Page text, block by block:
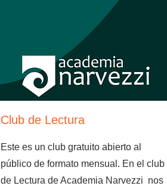
Club de Lectura
Este es un club gratuito abierto al
público de formato mensual. En el club
de Lectura de Academia Narvezzi nos